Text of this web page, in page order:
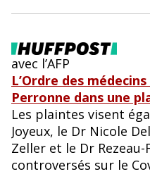
avec l’AFP
L’Ordre des
Perronne dans une
Les plaintes visent
Joyeux, le Dr Nicole
Zeller et le Dr
controversés sur le